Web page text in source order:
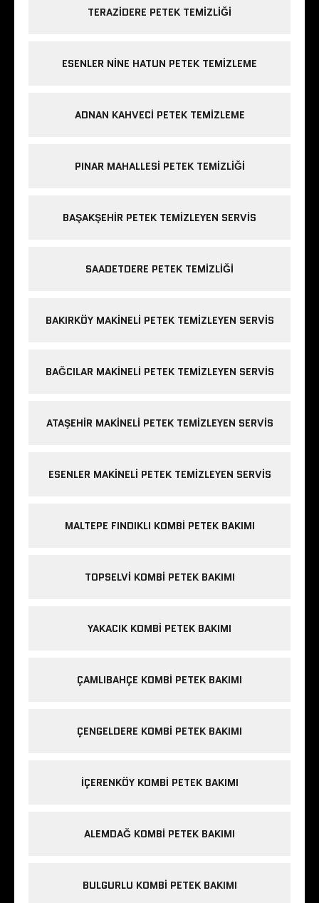
TERAZIDERE PETEK TEMIZLIĞI
ESENLER NINE HATUN PETEK TEMIZLEME
ADNAN KAHVECI PETEK TEMIZLEME
PINAR MAHALLESI PETEK TEMIZLIĞI
BAŞAKŞEHIR PETEK TEMIZLEYEN SERVIS
SAADETDERE PETEK TEMIZLIĞI
BAKIRKÖY MAKINELI PETEK TEMIZLEYEN SERVIS
BAĞCILAR MAKINELI PETEK TEMIZLEYEN SERVIS
ATAŞEHIR MAKINELI PETEK TEMIZLEYEN SERVIS
ESENLER MAKINELI PETEK TEMIZLEYEN SERVIS
MALTEPE FINDIKLI KOMBI PETEK BAKIMI
TOPSELVI KOMBI PETEK BAKIMI
YAKACIK KOMBI PETEK BAKIMI
ÇAMLIBAHÇE KOMBI PETEK BAKIMI
ÇENGELDERE KOMBI PETEK BAKIMI
IÇERENKÖY KOMBI PETEK BAKIMI
ALEMDAĞ KOMBI PETEK BAKIMI
BULGURLU KOMBI PETEK BAKIMI